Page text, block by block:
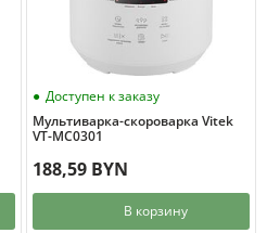
Доступен к заказу
Мультиварка-скороварка Vitek
VT-MC0301
188,59 BYN
В корзину